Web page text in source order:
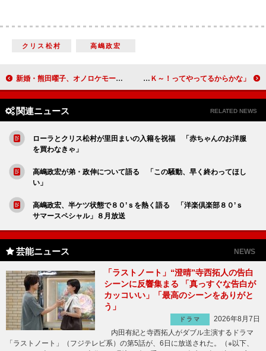
クリス松村 高嶋政宏
新婚・熊田曜子、オノロケモード全開 夫は「佑ちゃんよりカッコいい」 ローラがオリンピックを“適当予想！？” 「ＯＫ～！ってやってるからかな」
関連ニュース RELATED NEWS
ローラとクリス松村が里田まいの入籍を祝福 「赤ちゃんのお洋服
を買わなきゃ」
高嶋政宏が弟・政伸について語る 「この騒動、早く終わってほし
い」
高嶋政宏、半ケツ状態で８０’ｓを熱く語る 「洋楽倶楽部８０’ｓ
サマースペシャル」８月放送
芸能ニュース NEWS
「ラストノート」“澄晴”寺西拓人の告白
シーンに反響集まる 「真っすぐな告白が
カッコいい」「最高のシーンをありがと
う」
ドラマ
2026年8月7日
内田有紀と寺西拓人がダブル主演するドラマ
「ラストノート」（フジテレビ系）の第5話が、6日に放送された。（※以下、